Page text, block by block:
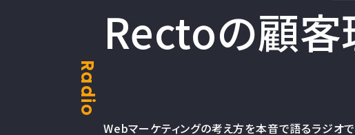
Radio
Rectoの顧客
Webマーケティングの考え方を本音で語るラジオで